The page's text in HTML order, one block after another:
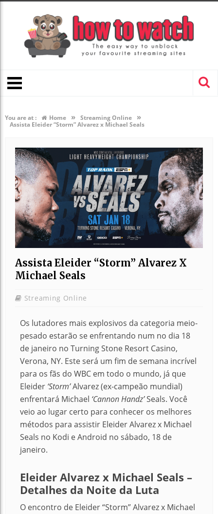
You are at : Home » Streaming Online »
Assista Eleider “Storm” Alvarez x Michael Seals
Assista Eleider “Storm” Alvarez X
Michael Seals
Streaming Online
Os lutadores mais explosivos da categoria meio-
pesado estarão se enfrentando num no dia 18
de janeiro no Turning Stone Resort Casino,
Verona, NY. Este será um fim de semana incrível
para os fãs do WBC em todo o mundo, já que
Eleider ‘Storm’Alvarez (ex-campeão mundial)
enfrentará Michael ‘Cannon Handz’Seals. Você
veio ao lugar certo para conhecer os melhores
métodos para assistir Eleider Alvarez x Michael
Seals no Kodi e Android no sábado, 18 de
janeiro.
Eleider Alvarez x Michael Seals –
Detalhes da Noite da Luta
O encontro de Eleider “Storm” Alvarez x Michael